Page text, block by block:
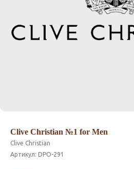
Clive Christian №1 for Men
Clive Christian
Артикул: DPO-291